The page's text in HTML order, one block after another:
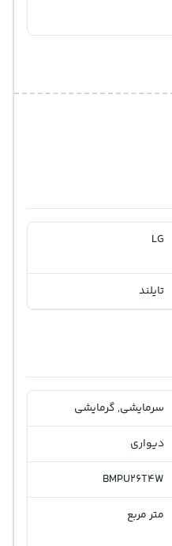
LG
تایلند
سرمایشی, گرمایشی
دیواری
BMPU26T4W
متر مربع